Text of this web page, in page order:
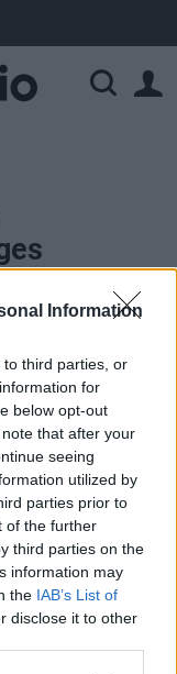
Information
third parties, or
for
below opt-out
that after your
seeing
utilized by
parties prior to
of the further
third parties on the
information may
the IAB’s List of
disclose it to other
az
Energia-
Magyarország
kal vállalja
bruttó
képest – derült
anyagból.